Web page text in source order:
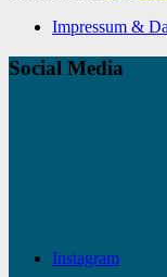
Impressum &
Social Media
Instagram